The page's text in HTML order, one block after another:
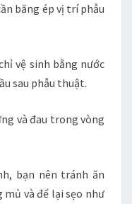
băng ép vị trí phẫu
vệ sinh bằng nước
sau phẫu thuật.
và đau trong vòng
bạn nên tránh ăn
và để lại sẹo như